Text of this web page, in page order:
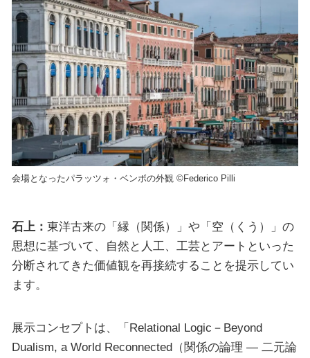
会場となったパラッツォ・ベンボの外観 ©Federico Pilli
石上： 東洋古来の「縁（関係）」や「空（くう）」の
思想に基づいて、自然と人工、工芸とアートといった
分断されてきた価値観を再接続することを提示してい
ます。
展示コンセプトは、「Relational Logic－Beyond
Dualism, a World Reconnected（関係の論理 — 二元論